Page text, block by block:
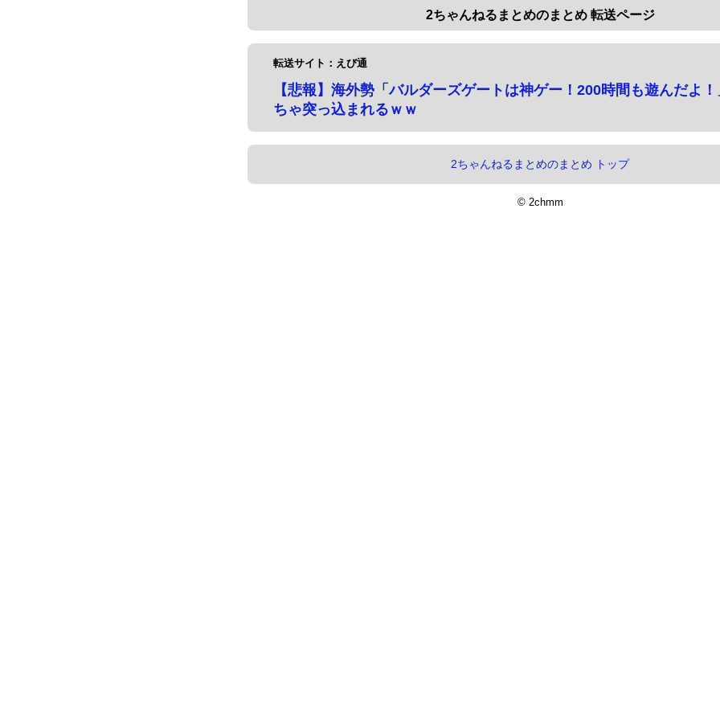
2ちゃんねるまとめのまとめ 転送ページ
転送サイト：えび通
【悲報】海外勢「バルダーズゲートは神ゲー！200時間も遊んだよ
ちゃ突っ込まれるｗｗ
2ちゃんねるまとめのまとめ トップ
© 2chmm